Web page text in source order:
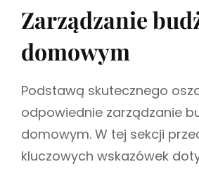
Zarządzanie
domowym
Podstawą skutecznego
odpowiednie zarządzanie
domowym. W tej sekcji
kluczowych wskazówek